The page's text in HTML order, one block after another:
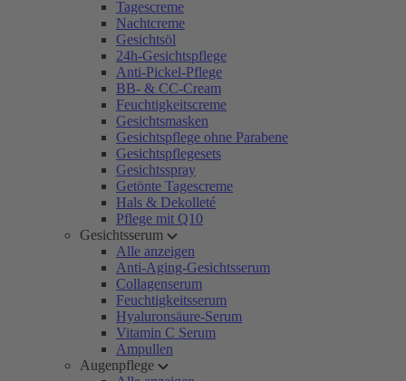
Tagescreme
Nachtcreme
Gesichtsöl
24h-Gesichtspflege
Anti-Pickel-Pflege
BB- & CC-Cream
Feuchtigkeitscreme
Gesichtsmasken
Gesichtspflege ohne Parabene
Gesichtspflegesets
Gesichtsspray
Getönte Tagescreme
Hals & Dekolleté
Pflege mit Q10
Gesichtsserum
Alle anzeigen
Anti-Aging-Gesichtsserum
Collagenserum
Feuchtigkeitsserum
Hyaluronsäure-Serum
Vitamin C Serum
Ampullen
Augenpflege